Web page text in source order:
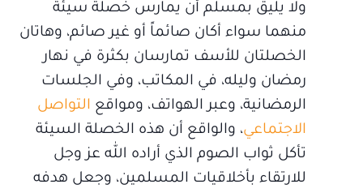
ولا يليق بمسلم أن يمارس خصلة سيئة
منهما سواء أكان صائماً أو غير صائم، وهاتان
الخصلتان للأسف تمارسان بكثرة في نهار
رمضان وليله، في المكاتب، وفي الجلسات
الرمضانية، وعبر الهواتف، ومواقع التواصل
الاجتماعي، والواقع أن هذه الخصلة السيئة
تأكل ثواب الصوم الذي أراده الله عز وجل
للارتقاء بأخلاقيات المسلمين، وجعل هدفه